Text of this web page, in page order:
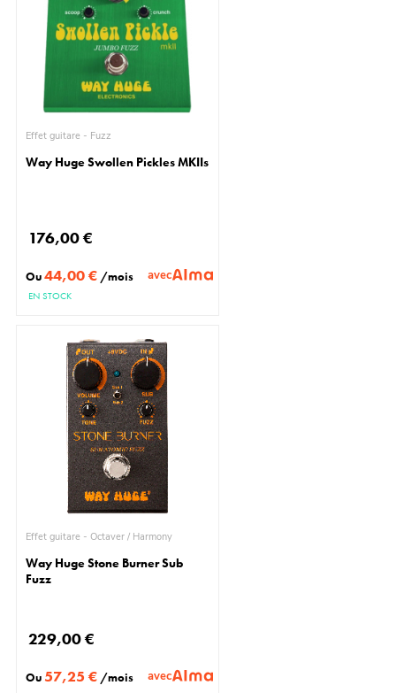
Effet guitare - Fuzz
Way Huge Swollen Pickles MKIIs
176,00 €
Ou44,00 € /mois avec
EN STOCK
Effet guitare - Octaver / Harmony
Way Huge Stone Burner Sub
Fuzz
229,00 €
Ou57,25 € /mois avec